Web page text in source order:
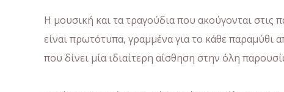
Η μουσική και τα τραγούδια που ακούγονται στις
είναι πρωτότυπα, γραμμένα για το κάθε παραμύθι
που δίνει μία ιδιαίτερη αίσθηση στην όλη